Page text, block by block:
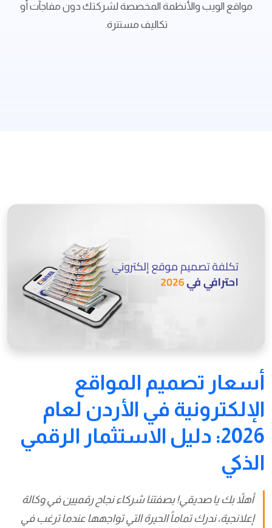
مواقع الويب والأنظمة المخصصة لشركتك دون مفاجآت أو
تكاليف مستترة.
أسعار تصميم المواقع
الإلكترونية في الأردن لعام
2026: دليل الاستثمار الرقمي
الذكي
أهلاً بك يا صديقي! بصفتنا شركاء نجاح رقميين في وكالة
إعلانجية، ندرك تماماً الحيرة التي تواجهها عندما ترغب في